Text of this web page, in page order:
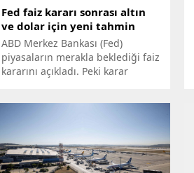
Fed faiz kararı sonrası altın
ve dolar için yeni tahmin
ABD Merkez Bankası (Fed)
piyasaların merakla beklediği faiz
kararını açıkladı. Peki karar
açıkladı. İşte detaylar...